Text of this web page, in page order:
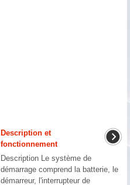
Description et
fonctionnement
Description Le système de
démarrage comprend la batterie, le
démarreur, l'interrupteur de